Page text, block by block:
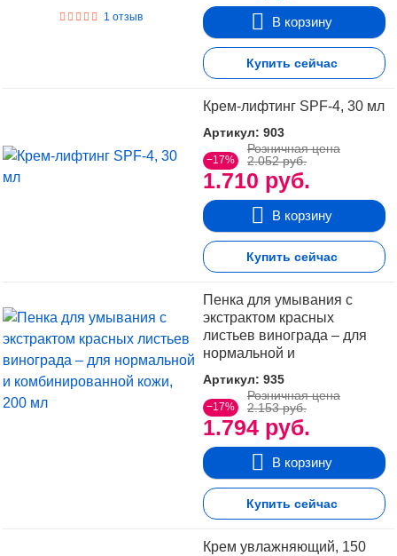
1 отзыв В корзину
Купить сейчас
Крем-лифтинг SPF-4, 30 мл
Артикул: 903
−17%
1.710 руб.
Розничная цена
2.052 руб.
В корзину
Купить сейчас
Пенка для умывания с
экстрактом красных
листьев винограда – для
нормальной и
200 мл
Артикул: 935
−17%
1.794 руб.
Розничная цена
2.153 руб.
В корзину
Купить сейчас
Крем увлажняющий, 150